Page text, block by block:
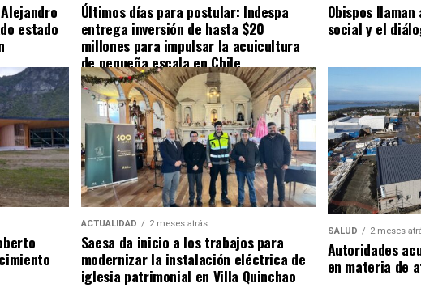
estado
Últimos días para postular: Indespa
entrega inversión de hasta $20
millones para impulsar la acuicultura
de pequeña escala en Chile
Obispos
social y el
ACTUALIDAD 2 meses atrás
Saesa da inicio a los trabajos para
modernizar la instalación eléctrica de
iglesia patrimonial en Villa Quinchao
SALUD 2 meses
Autoridades
en materia de